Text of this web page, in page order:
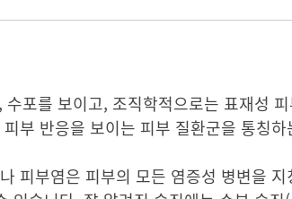
포를 보이고, 조직학적으로는 표재성
부 반응을 보이는 피부 질환군을 통칭
피부염은 피부의 모든 염증성 병변을